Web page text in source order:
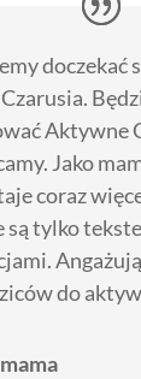
doczekać
Aktywne
Jako
coraz
są tylko
do